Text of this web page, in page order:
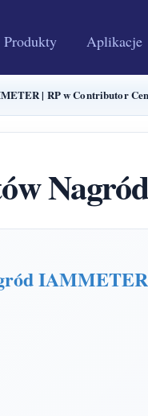
Produkty Aplikacje
| RP w Contributor
IAMMETER